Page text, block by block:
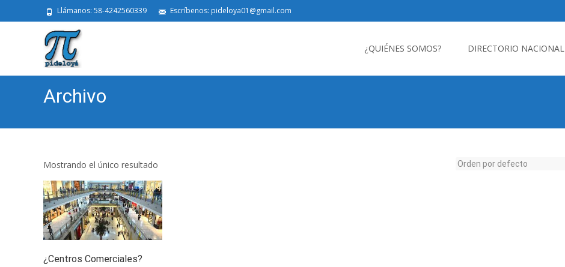
Llámanos: 58-4242560339 Escríbenos: pideloya01@gmail.com
¿QUIÉNES SOMOS? DIRECTORIO NACIONAL
Archivo
Mostrando el único resultado
¿Centros Comerciales?